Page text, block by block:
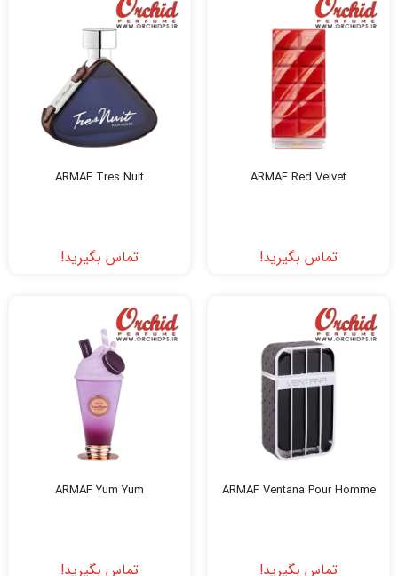
ARMAF Red Velvet
تماس بگیرید!
ARMAF Tres Nuit
تماس بگیرید!
ARMAF Ventana Pour Homme
تماس بگیرید!
ARMAF Yum Yum
تماس بگیرید!